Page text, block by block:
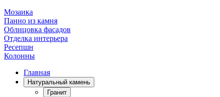
Мозаика
Панно из камня
Облицовка фасадов
Отделка интерьера
Ресепшн
Колонны
Главная
Натуральный камень
Гранит